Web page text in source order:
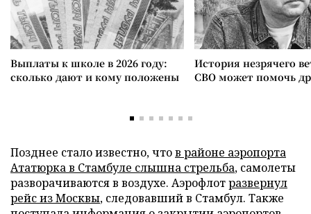
Выплаты к школе в 2026 году:
сколько дают и кому положены
История незрячего
СВО может помочь
Позднее стало известно, чтов районе аэропорта
Ататюрка в Стамбуле слышна стрельба, самолеты
разворачиваются в воздухе. Аэрофлотразвернул
рейс из Москвы, следовавший в Стамбул. Также